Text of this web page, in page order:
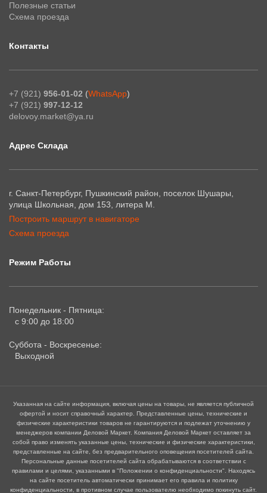
Полезные статьи
Схема проезда
Контакты
+7 (921) 956-01-02 (WhatsApp)
+7 (921) 997-12-12
delovoy.market@ya.ru
Адрес Склада
г. Санкт-Петербург, Пушкинский район, поселок Шушары,
улица Школьная, дом 153, литера М.
Построить маршрут в навигаторе
Схема проезда
Режим Работы
Понедельник - Пятница:
с 9:00 до 18:00
Суббота - Воскресенье:
Выходной
Указанная на сайте информация, включая цены на товары, не является публичной
офертой и носит справочный характер. Представленные цены, технические и
физические характеристики товаров не гарантируются и подлежат уточнению у
менеджеров компании Деловой Маркет. Компания Деловой Маркет оставляет за
собой право изменять указанные цены, технические и физические характеристики,
представленные на сайте, без предварительного оповещения посетителей сайта.
Персональные данные посетителей сайта обрабатываются в соответствии с
правилами и целями, указанными в "Положении о конфиденциальности". Находясь
на сайте посетитель автоматически принимает его правила и политику
конфиденциальности, в противном случае пользователю необходимо покинуть сайт.